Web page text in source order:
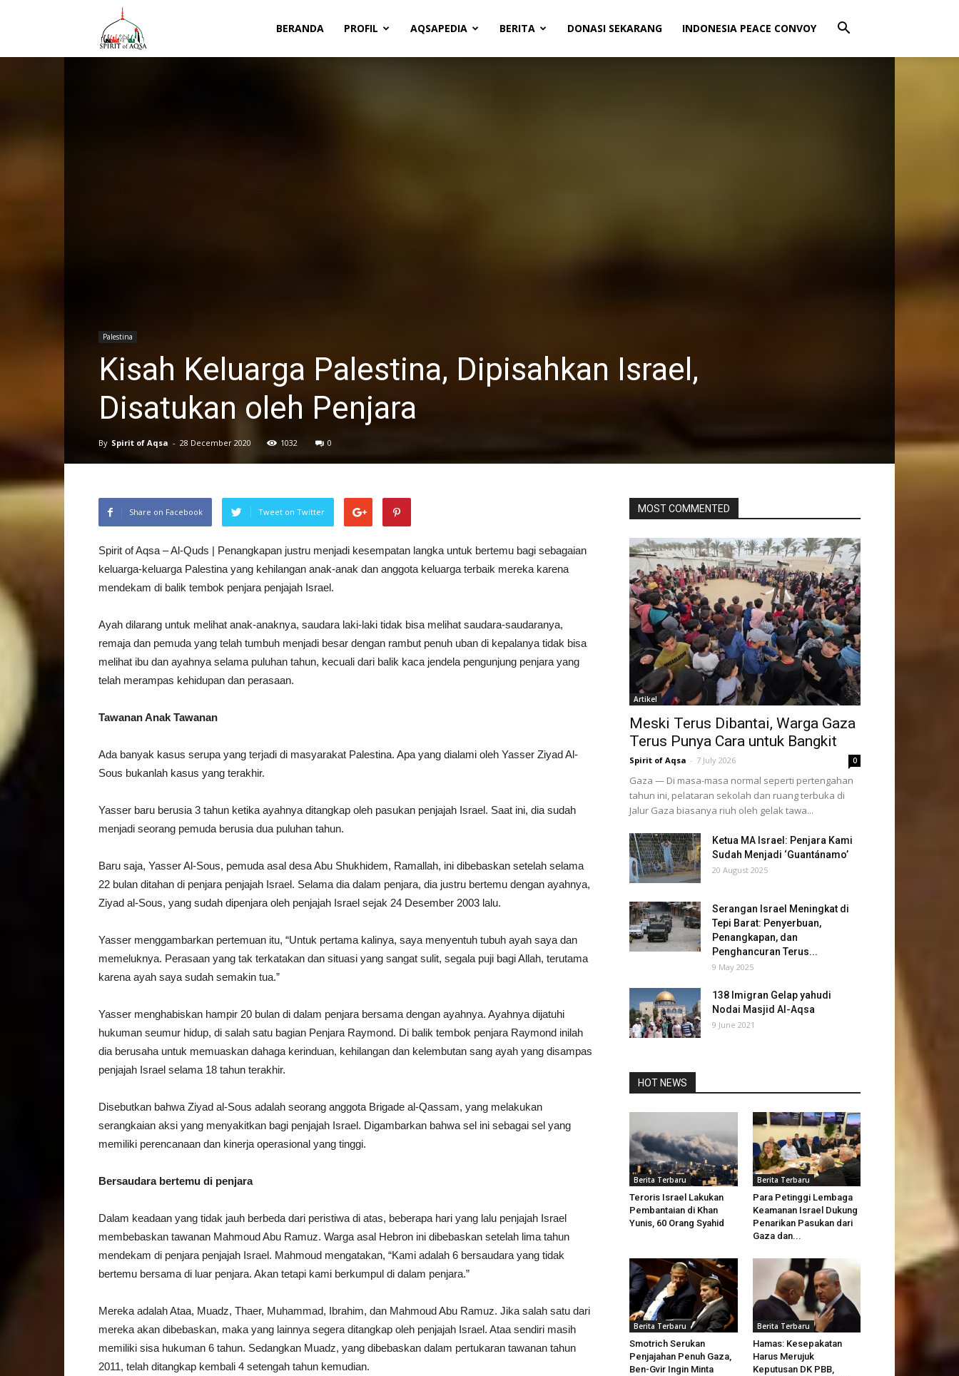
BERANDA PROFIL AQSAPEDIA BERITA DONASI SEKARANG INDONESIA PEACE CONVOY
Palestina
Kisah Keluarga Palestina, Dipisahkan Israel,
Disatukan oleh Penjara
By Spirit of Aqsa - 28 December 2020 1032 0
Share on Facebook Tweet on Twitter
Spirit of Aqsa – Al-Quds | Penangkapan justru menjadi kesempatan langka untuk bertemu bagi sebagaian
keluarga-keluarga Palestina yang kehilangan anak-anak dan anggota keluarga terbaik mereka karena
mendekam di balik tembok penjara penjajah Israel.
Ayah dilarang untuk melihat anak-anaknya, saudara laki-laki tidak bisa melihat saudara-saudaranya,
remaja dan pemuda yang telah tumbuh menjadi besar dengan rambut penuh uban di kepalanya tidak bisa
melihat ibu dan ayahnya selama puluhan tahun, kecuali dari balik kaca jendela pengunjung penjara yang
telah merampas kehidupan dan perasaan.
Tawanan Anak Tawanan
Ada banyak kasus serupa yang terjadi di masyarakat Palestina. Apa yang dialami oleh Yasser Ziyad Al-
Sous bukanlah kasus yang terakhir.
Yasser baru berusia 3 tahun ketika ayahnya ditangkap oleh pasukan penjajah Israel. Saat ini, dia sudah
menjadi seorang pemuda berusia dua puluhan tahun.
Baru saja, Yasser Al-Sous, pemuda asal desa Abu Shukhidem, Ramallah, ini dibebaskan setelah selama
22 bulan ditahan di penjara penjajah Israel. Selama dia dalam penjara, dia justru bertemu dengan ayahnya,
Ziyad al-Sous, yang sudah dipenjara oleh penjajah Israel sejak 24 Desember 2003 lalu.
Yasser menggambarkan pertemuan itu, “Untuk pertama kalinya, saya menyentuh tubuh ayah saya dan
memeluknya. Perasaan yang tak terkatakan dan situasi yang sangat sulit, segala puji bagi Allah, terutama
karena ayah saya sudah semakin tua.”
Yasser menghabiskan hampir 20 bulan di dalam penjara bersama dengan ayahnya. Ayahnya dijatuhi
hukuman seumur hidup, di salah satu bagian Penjara Raymond. Di balik tembok penjara Raymond inilah
dia berusaha untuk memuaskan dahaga kerinduan, kehilangan dan kelembutan sang ayah yang disampas
penjajah Israel selama 18 tahun terakhir.
Disebutkan bahwa Ziyad al-Sous adalah seorang anggota Brigade al-Qassam, yang melakukan
serangkaian aksi yang menyakitkan bagi penjajah Israel. Digambarkan bahwa sel ini sebagai sel yang
memiliki perencanaan dan kinerja operasional yang tinggi.
Bersaudara bertemu di penjara
Dalam keadaan yang tidak jauh berbeda dari peristiwa di atas, beberapa hari yang lalu penjajah Israel
membebaskan tawanan Mahmoud Abu Ramuz. Warga asal Hebron ini dibebaskan setelah lima tahun
mendekam di penjara penjajah Israel. Mahmoud mengatakan, “Kami adalah 6 bersaudara yang tidak
bertemu bersama di luar penjara. Akan tetapi kami berkumpul di dalam penjara.”
Mereka adalah Ataa, Muadz, Thaer, Muhammad, Ibrahim, dan Mahmoud Abu Ramuz. Jika salah satu dari
mereka akan dibebaskan, maka yang lainnya segera ditangkap oleh penjajah Israel. Ataa sendiri masih
memiliki sisa hukuman 6 tahun. Sedangkan Muadz, yang dibebaskan dalam pertukaran tawanan tahun
2011, telah ditangkap kembali 4 setengah tahun kemudian.
MOST COMMENTED
Artikel
Meski Terus Dibantai, Warga Gaza
Terus Punya Cara untuk Bangkit
Spirit of Aqsa - 7 July 2026 0
Gaza — Di masa-masa normal seperti pertengahan
tahun ini, pelataran sekolah dan ruang terbuka di
Jalur Gaza biasanya riuh oleh gelak tawa...
Ketua MA Israel: Penjara Kami
Sudah Menjadi ‘Guantánamo’
20 August 2025
Serangan Israel Meningkat di
Tepi Barat: Penyerbuan,
Penangkapan, dan
Penghancuran Terus...
9 May 2025
138 Imigran Gelap yahudi
Nodai Masjid Al-Aqsa
9 June 2021
HOT NEWS
Berita Terbaru
Teroris Israel Lakukan
Pembantaian di Khan
Yunis, 60 Orang Syahid
Berita Terbaru
Para Petinggi Lembaga
Keamanan Israel Dukung
Penarikan Pasukan dari
Gaza dan...
Berita Terbaru
Smotrich Serukan
Penjajahan Penuh Gaza,
Ben-Gvir Ingin Minta
Berita Terbaru
Hamas: Kesepakatan
Harus Merujuk
Keputusan DK PBB,